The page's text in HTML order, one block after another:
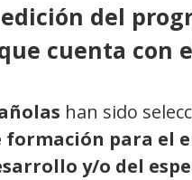
del
cuenta con
han sido
para el
y/o del